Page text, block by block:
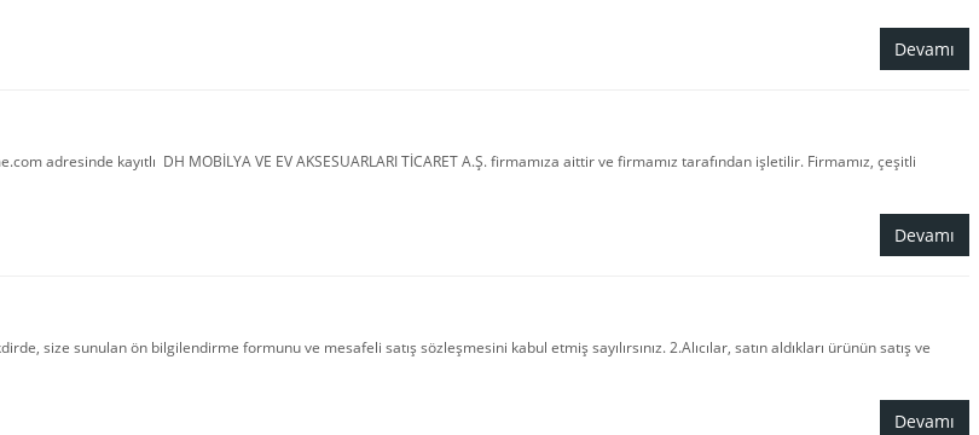
Devamı
adresinde kayıtlı DH MOBİLYA VE EV AKSESUARLARI TİCARET A.Ş. firmamıza aittir ve firmamız tarafından işletilir. Firmamız, çeşitli
Devamı
size sunulan ön bilgilendirme formunu ve mesafeli satış sözleşmesini kabul etmiş sayılırsınız. 2.Alıcılar, satın aldıkları ürünün satış ve
Devamı